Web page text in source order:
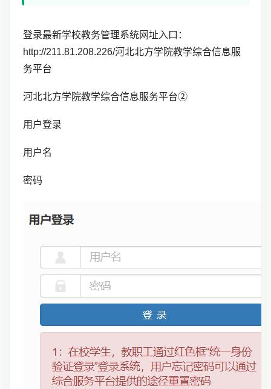
登录最新学校教务管理系统网址入口：
http://211.81.208.226/河北北方学院教学综合信息服
务平台
河北北方学院教学综合信息服务平台②
用户登录
用户名
密码